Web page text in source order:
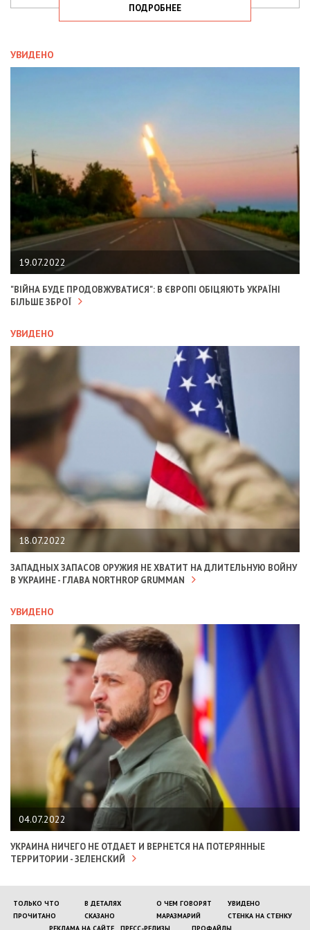
ПОДРОБНЕЕ
УВИДЕНО
19.07.2022
"ВІЙНА БУДЕ ПРОДОВЖУВАТИСЯ": В ЄВРОПІ ОБІЦЯЮТЬ УКРАЇНІ
БІЛЬШЕ ЗБРОЇ
УВИДЕНО
18.07.2022
ЗАПАДНЫХ ЗАПАСОВ ОРУЖИЯ НЕ ХВАТИТ НА ДЛИТЕЛЬНУЮ ВОЙНУ
В УКРАИНЕ - ГЛАВА NORTHROP GRUMMAN
УВИДЕНО
04.07.2022
УКРАИНА НИЧЕГО НЕ ОТДАЕТ И ВЕРНЕТСЯ НА ПОТЕРЯННЫЕ
ТЕРРИТОРИИ - ЗЕЛЕНСКИЙ
ТОЛЬКО ЧТО В ДЕТАЛЯХ О ЧЕМ ГОВОРЯТ
УВИДЕНО
ПРОЧИТАНО
СКАЗАНО МАРАЗМАРИЙ
СТЕНКА НА СТЕНКУ
РЕКЛАМА НА САЙТЕ
ПРЕСС-РЕЛИЗЫ ПРОФАЙЛЫ